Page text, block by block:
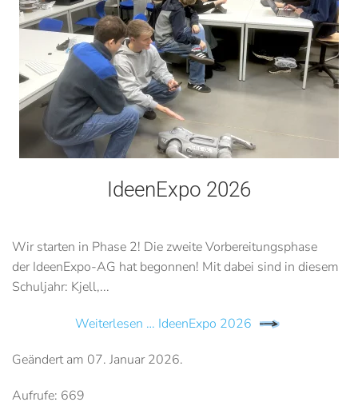
IdeenExpo 2026
Wir starten in Phase 2! Die zweite Vorbereitungsphase
der IdeenExpo-AG hat begonnen! Mit dabei sind in diesem
Schuljahr: Kjell,...
Weiterlesen … IdeenExpo 2026
Geändert am 07. Januar 2026.
Aufrufe: 669